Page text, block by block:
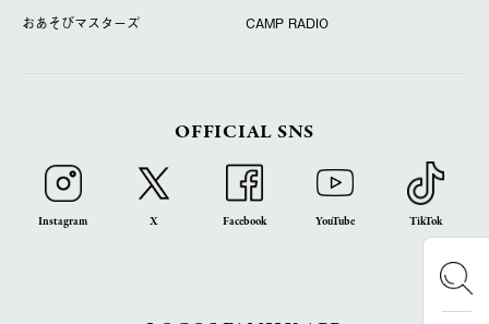
おあそびマスターズ
CAMP RADIO
OFFICIAL SNS
Instagram X Facebook YouTube TikTok